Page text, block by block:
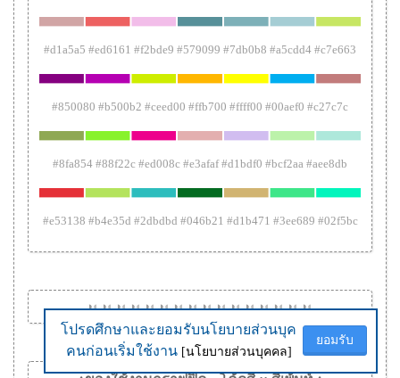
โปรดศึกษาและยอมรับนโยบายส่วนบุค
คนก่อนเริ่มใช้งาน [นโยบายส่วนบุคคล]
ยอมรับ
#d1a5a5 #ed6161 #f2bde9 #579099 #7db0b8 #a5cdd4 #c7e663
#850080 #b500b2 #ceed00 #ffb700 #ffff00 #00aef0 #c27c7c
#8fa854 #88f22c #ed008c #e3afaf #d1bdf0 #bcf2aa #aee8db
#e53138 #b4e35d #2dbdbd #046b21 #d1b471 #3ee689 #02f5bc
◑◐◑◐◑◐◑◐◑◐◑◐◑◐◑◐◑◐◑◐◑◐◑◐◑◐◑◐◑◐◑◐
โปรดศึกษาและยอมรับนโยบายส่วนบุค
คนก่อนเริ่มใช้งาน [นโยบายส่วนบุคคล]
ยอมรับ